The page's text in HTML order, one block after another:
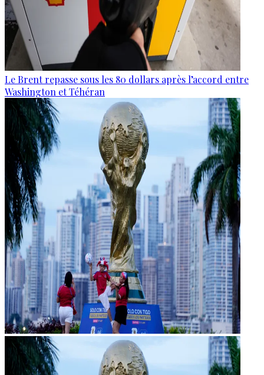
Le Brent repasse sous les 80 dollars après l’accord entre
Washington et Téhéran